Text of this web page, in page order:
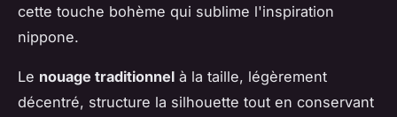
cette touche bohème qui sublime l'inspiration
nippone.
Le nouage traditionnel à la taille, légèrement
décentré, structure la silhouette tout en conservant